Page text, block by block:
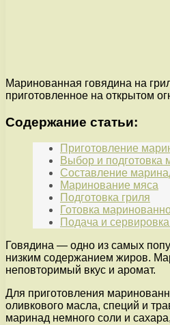
Маринованная говядина на
приготовленное на открытом
Содержание статьи:
Приготовление
Выбор и подготовка
Составление
Маринование мяса
Подготовка гриля
Готовка
Подача и
Говядина — одно из самых
низким содержанием жиров.
неповторимый вкус и аромат.
Для приготовления
оливкового масла, специй и
маринад немного соли и